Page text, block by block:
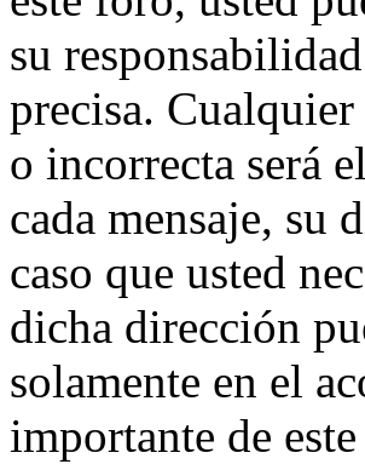
su
precisa.
o incorrecta será
cada mensaje, su
caso que usted
dicha dirección
solamente en el
importante de